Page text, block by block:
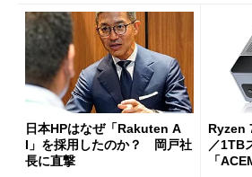
日本HPはなぜ「Rakuten A
I」を採用したのか？ 岡戸社
長に直撃
Ryzen
／1TB
「